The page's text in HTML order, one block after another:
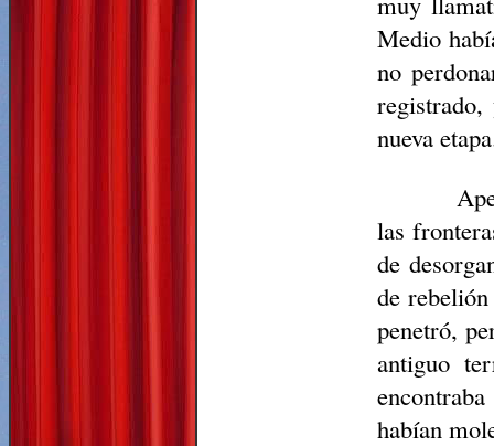
Medio
no
nueva
las
de
de
penetró,
antiguo
habían